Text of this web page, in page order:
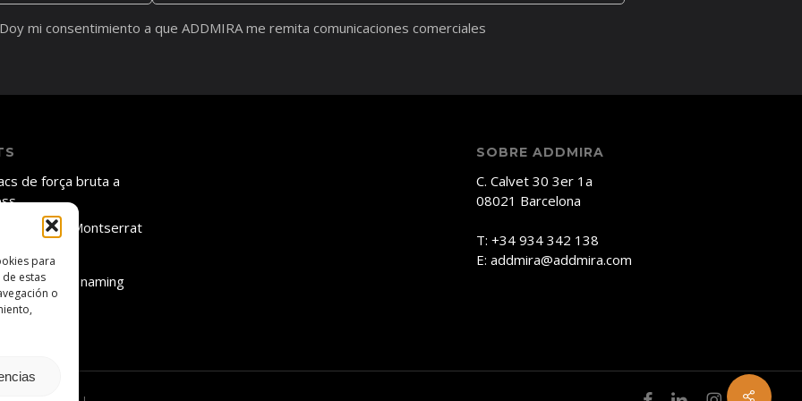
para
estas
o
Doy mi consentimiento a que ADDMIRA me remita comunicaciones comerciales
de força bruta a
Matagalls Montserrat
no hi ha naming
2018
SOBRE ADDMIRA
C. Calvet 30 3er 1a
08021 Barcelona
T: +34 934 342 138
E: addmira@addmira.com
facebooklinkedininstagram